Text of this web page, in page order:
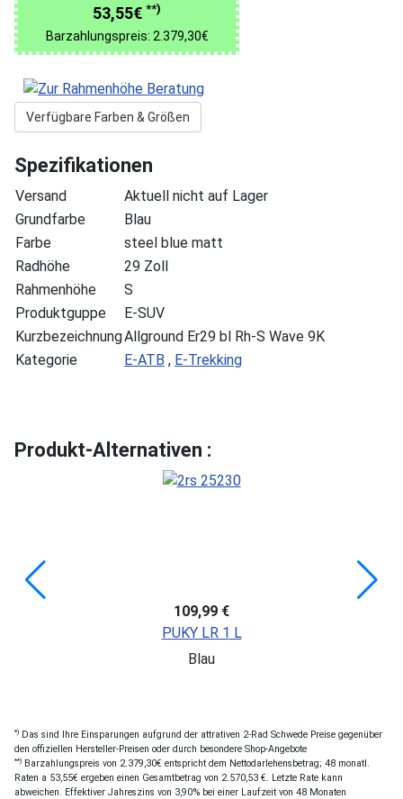
53,55€ **)
Barzahlungspreis: 2.379,30€
Verfügbare Farben & Größen
Spezifikationen
Versand
Aktuell nicht auf Lager
Grundfarbe
Blau
Farbe
steel blue matt
Radhöhe
29 Zoll
Rahmenhöhe
S
Produktguppe
E-SUV
KurzbezeichnungAllground Er29 bl Rh-S Wave 9K
Kategorie
E-ATB , E-Trekking
Produkt-Alternativen :
109,99 €
PUKY LR 1 L
Blau
*) Das sind Ihre Einsparungen aufgrund der attrativen 2-Rad Schwede Preise gegenüber
den offiziellen Hersteller-Preisen oder durch besondere Shop-Angebote
**) Barzahlungspreis von 2.379,30€ entspricht dem Nettodarlehensbetrag; 48 monatl.
Raten a 53,55€ ergeben einen Gesamtbetrag von 2.570,53 €. Letzte Rate kann
abweichen. Effektiver Jahreszins von 3,90% bei einer Laufzeit von 48 Monaten